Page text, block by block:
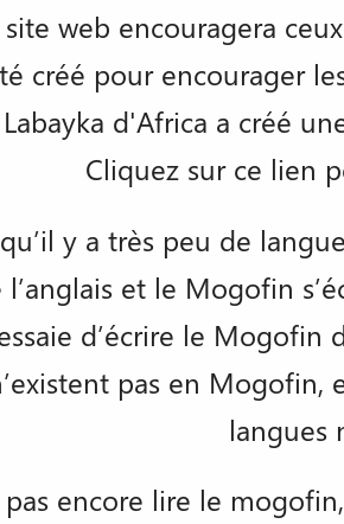
web encouragera
créé pour encourager
d'Africa a créé
Cliquez sur ce lien
y a très peu de
et le Mogofin
d’écrire le
pas en
langues
pas encore lire le